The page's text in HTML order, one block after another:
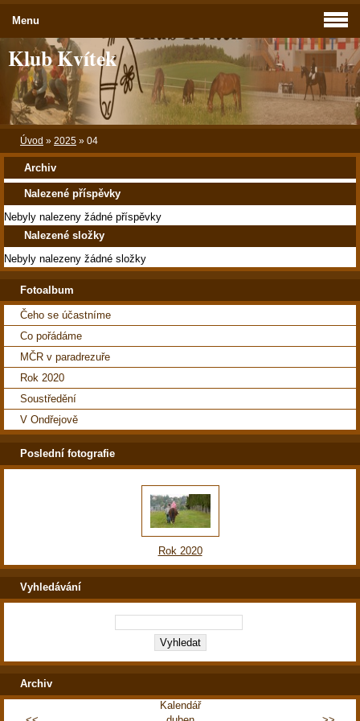
Klub Kvítek
Úvod » 2025 » 04
Archiv
Nalezené příspěvky
Nebyly nalezeny žádné příspěvky
Nalezené složky
Nebyly nalezeny žádné složky
Menu
Fotoalbum
Čeho se účastníme
Co pořádáme
MČR v paradrezuře
Rok 2020
Soustředění
V Ondřejově
Poslední fotografie
Rok 2020
Vyhledávání
Archiv
Kalendář